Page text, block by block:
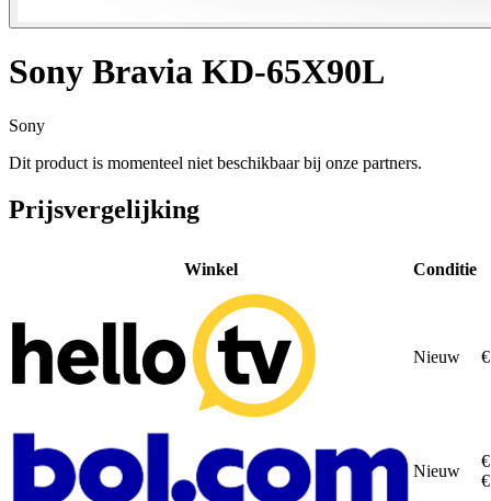
Sony Bravia KD-65X90L
Sony
Dit product is momenteel niet beschikbaar bij onze partners.
Prijsvergelijking
Winkel Conditie
Nieuw
Nieuw